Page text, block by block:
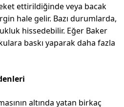
ettirildiğinde veya bacak
hale gelir. Bazı durumlarda,
hissedebilir. Eğer Baker
baskı yaparak daha fazla
altında yatan birkaç